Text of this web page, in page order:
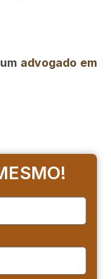
advogado em